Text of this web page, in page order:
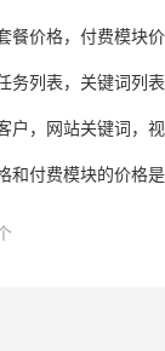
餐价格，付费模块
务列表，关键词列
户，网站关键词，
和付费模块的价格